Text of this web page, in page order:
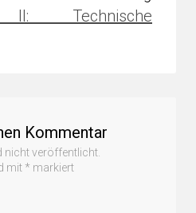
II: Technische
Kommentar
nicht veröffentlicht.
mit * markiert